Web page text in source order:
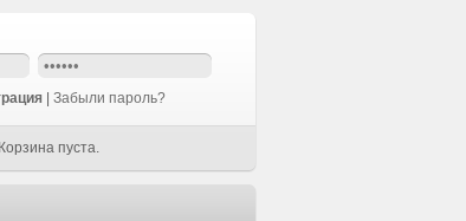
Забыли пароль?
Корзина пуста.